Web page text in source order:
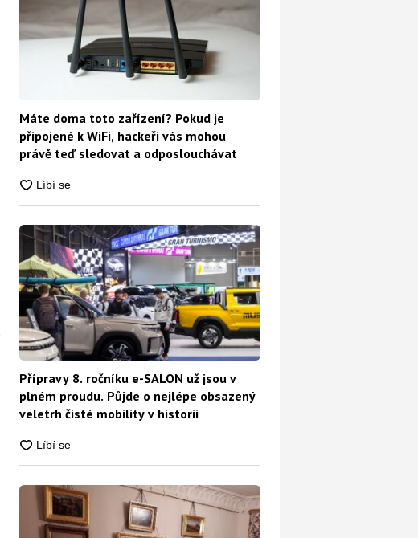
Máte doma toto zařízení? Pokud je
připojené k WiFi, hackeři vás mohou
právě teď sledovat a odposlouchávat
Přípravy 8. ročníku e-SALON už jsou v
plném proudu. Půjde o nejlépe obsazený
veletrh čisté mobility v historii